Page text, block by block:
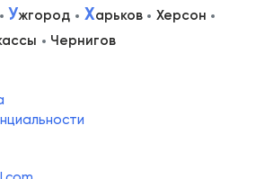
Ужгород Харьков
Херсон
Чернигов